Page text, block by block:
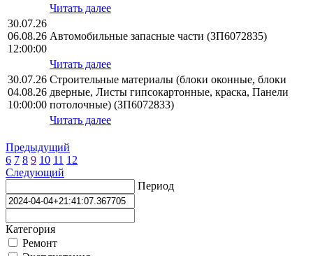
Читать далее
30.07.26
06.08.26
12:00:00
Автомобильные запасные части (ЗП6072835)
Читать далее
30.07.26
04.08.26
10:00:00
Строительные материалы (блоки оконные, блоки
дверные, Листы гипсокартонные, краска, Панели
потолочные) (ЗП6072833)
Читать далее
Предыдущий
6 7 8 9 10 11 12
Следующий
Период
Категория
Ремонт